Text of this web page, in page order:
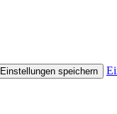
Einstellungen speichern